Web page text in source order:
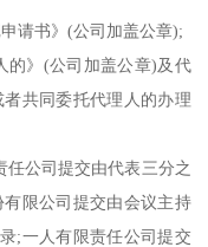
请书》(公司加盖公章);
的》(公司加盖公章)及代
共同委托代理人的办理
公司提交由代表三分之
限公司提交由会议主持
;一人有限责任公司提交